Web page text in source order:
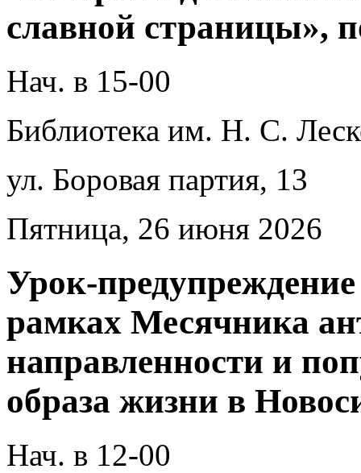
славной страницы»,
Нач. в 15-00
Библиотека им. Н. С.
ул. Боровая партия, 13
Пятница, 26 июня 2026
Урок-
рамках Месячника
направленности и
образа жизни в
Нач. в 12-00